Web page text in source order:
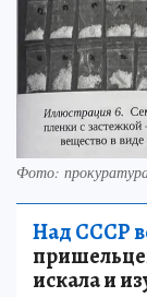
Фото:
Над СССР
искала и